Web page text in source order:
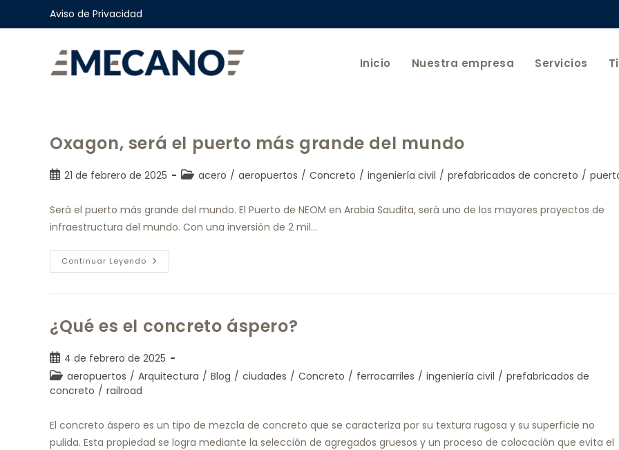
Aviso de Privacidad
Inicio Nuestra empresa Servicios
Oxagon, será el puerto más grande del mundo
21 de febrero de 2025 acero / aeropuertos / Concreto / ingeniería civil / prefabricados de concreto /
Será el puerto más grande del mundo. El Puerto de NEOM en Arabia Saudita, será uno de los mayores proyectos de
infraestructura del mundo. Con una inversión de 2 mil…
Continuar Leyendo
¿Qué es el concreto áspero?
4 de febrero de 2025
aeropuertos / Arquitectura / Blog / ciudades / Concreto / ferrocarriles / ingeniería civil / prefabricados de
concreto / railroad
El concreto áspero es un tipo de mezcla de concreto que se caracteriza por su textura rugosa y su superficie no
pulida. Esta propiedad se logra mediante la selección de agregados gruesos y un proceso de colocación que evita el